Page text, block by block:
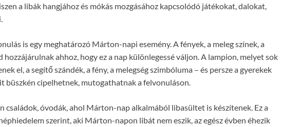
a libák hangjához és mókás mozgásához kapcsolódó játékokat, dalokat,
is egy meghatározó Márton-napi esemény. A fények, a meleg színek, a
ahhoz, hogy ez a nap különlegessé váljon. A lampion, melyet sok
el, a segítő szándék, a fény, a melegség szimbóluma – és persze a gyerekek
büszkén cipelhetnek, mutogathatnak a felvonuláson.
családok, óvodák, ahol Márton-nap alkalmából libasültet is készítenek. Ez a
szerint, aki Márton-napon libát nem eszik, az egész évben éhezik